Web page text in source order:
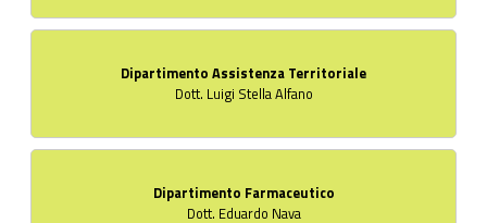
Dipartimento Assistenza Territoriale
Dott. Luigi Stella Alfano
Dipartimento Farmaceutico
Dott. Eduardo Nava